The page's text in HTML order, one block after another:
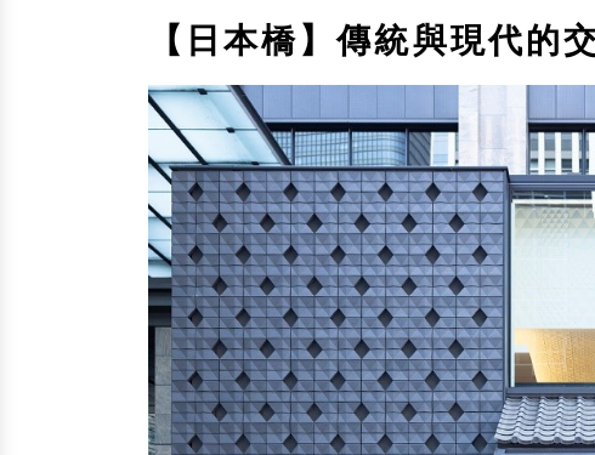
【日本橋】傳統與現代